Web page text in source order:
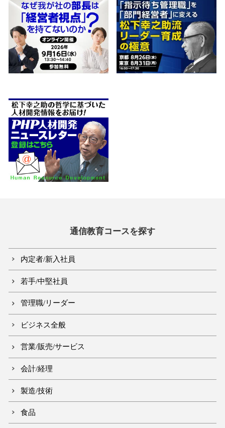
通信教育コースを探す
内定者/新入社員
若手/中堅社員
管理職/リーダー
ビジネス全般
営業/販売/サービス
会計/経理
製造/技術
食品